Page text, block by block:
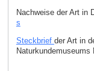
Nachweise der Art in
s
Steckbrief der Art in
Naturkundemuseums